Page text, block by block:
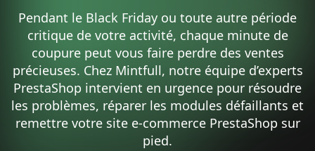
Pendant le Black Friday ou toute autre période
critique de votre activité, chaque minute de
coupure peut vous faire perdre des ventes
précieuses. Chez Mintfull, notre équipe d’experts
PrestaShop intervient en urgence pour résoudre
les problèmes, réparer les modules défaillants et
remettre votre site e-commerce PrestaShop sur
pied.